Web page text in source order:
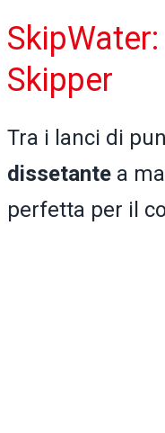
Skipper
Tra i lanci di
dissetante a
perfetta per il